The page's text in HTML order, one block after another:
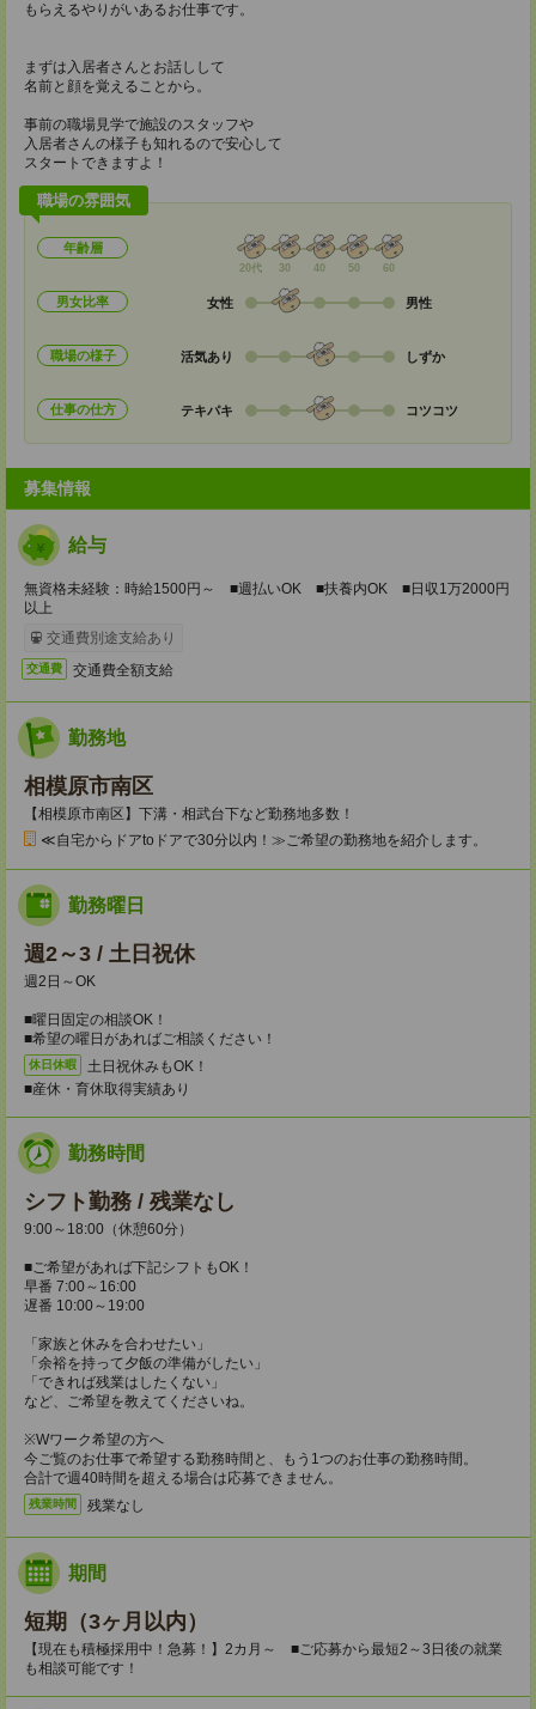
もらえるやりがいあるお仕事です。
まずは入居者さんとお話しして
名前と顔を覚えることから。
事前の職場見学で施設のスタッフや
入居者さんの様子も知れるので安心して
スタートできますよ！
職場の雰囲気
年齢層
20代 30 40 50 60
男女比率 女性 男性
職場の様子 活気あり しずか
仕事の仕方 テキパキ コツコツ
募集情報
給与
無資格未経験：時給1500円～ ■週払いOK ■扶養内OK ■日収1万2000円
以上
交通費別途支給あり
交通費 交通費全額支給
勤務地
相模原市南区
【相模原市南区】下溝・相武台下など勤務地多数！
≪自宅からドアtoドアで30分以内！≫ご希望の勤務地を紹介します。
勤務曜日
週2～3 / 土日祝休
週2日～OK
■曜日固定の相談OK！
■希望の曜日があればご相談ください！
休日休暇
土日祝休みもOK！
■産休・育休取得実績あり
勤務時間
シフト勤務 / 残業なし
9:00～18:00（休憩60分）
■ご希望があれば下記シフトもOK！
早番 7:00～16:00
遅番 10:00～19:00
「家族と休みを合わせたい」
「余裕を持って夕飯の準備がしたい」
「できれば残業はしたくない」
など、ご希望を教えてくださいね。
※Wワーク希望の方へ
今ご覧のお仕事で希望する勤務時間と、もう1つのお仕事の勤務時間。
合計で週40時間を超える場合は応募できません。
残業時間 残業なし
期間
短期（3ヶ月以内）
【現在も積極採用中！急募！】2カ月～ ■ご応募から最短2～3日後の就業
も相談可能です！